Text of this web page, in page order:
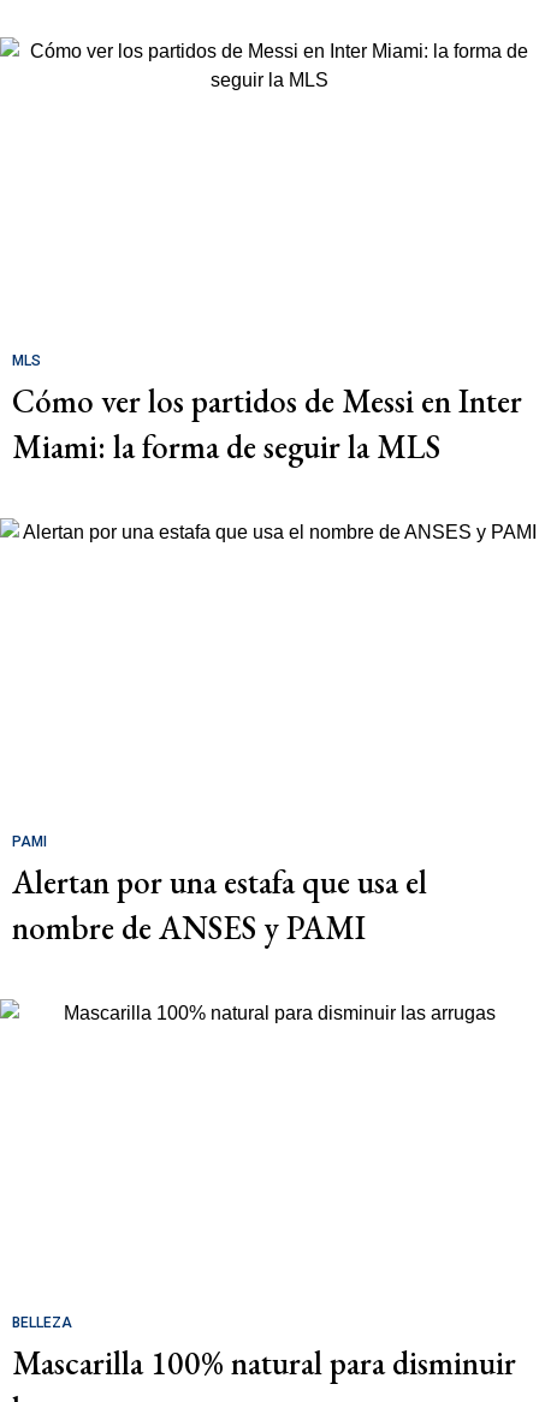
MLS
Cómo ver los partidos de Messi en Inter
Miami: la forma de seguir la MLS
PAMI
Alertan por una estafa que usa el
nombre de ANSES y PAMI
BELLEZA
Mascarilla 100% natural para disminuir